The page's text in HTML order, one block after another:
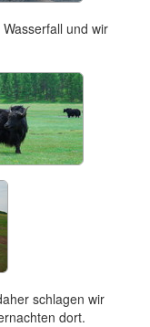
und wir
schlagen wir
dort.